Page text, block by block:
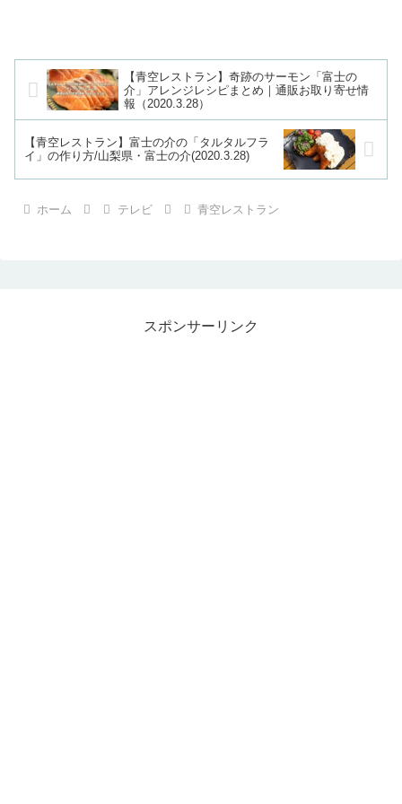
【青空レストラン】奇跡のサーモン「富士の
介」アレンジレシピまとめ｜通販お取り寄せ情
報（2020.3.28）
【青空レストラン】富士の介の「タルタルフラ
イ」の作り方/山梨県・富士の介(2020.3.28)
ホーム テレビ 青空レストラン
スポンサーリンク